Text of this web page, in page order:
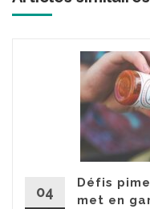
04
Défis
met en